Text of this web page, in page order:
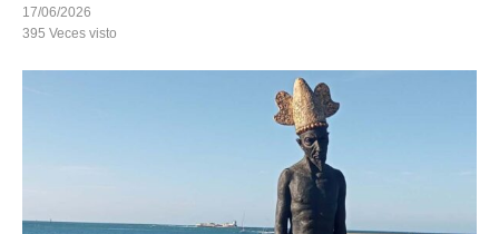
17/06/2026
395 Veces visto